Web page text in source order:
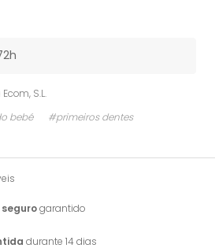
S.L.
bebé
#primeiros dentes
segurogarantido
durante 14 dias